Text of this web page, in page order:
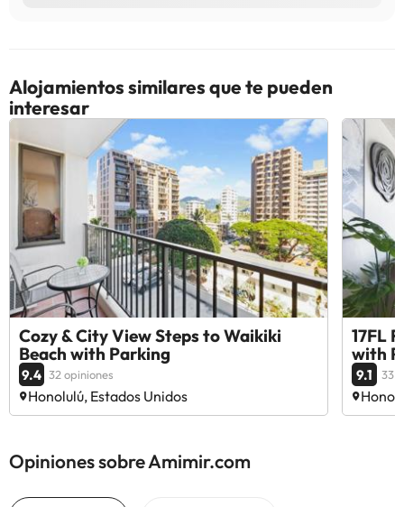
Alojamientos similares que te pueden
interesar
Cozy & City View Steps to Waikiki
Beach with Parking
9.4 32 opiniones
Honolulú, Estados Unidos
17FL
with
9.1 33
Opiniones sobre Amimir.com